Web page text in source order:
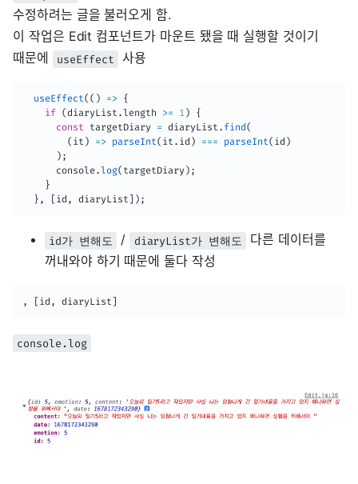
수정하려는 글을 불러오게 함.
이 작업은 Edit 컴포넌트가 마운트 됐을 때 실행할 것이기
때문에
useEffect 사용
useEffect( ( ) => {
if (diaryList .length >= 1 )
{
const targetDiary = diaryList . find (
( it ) => parseInt( it . id ) === parseInt( id )
) ;
      console
.log( targetDiary ) ;
}
} , id , diaryList ) ;
id가 변해도 / diaryList가 변해도
다른 데이터를
꺼내와야 하기 때문에 둘다 작성
, id , diaryList
console.log